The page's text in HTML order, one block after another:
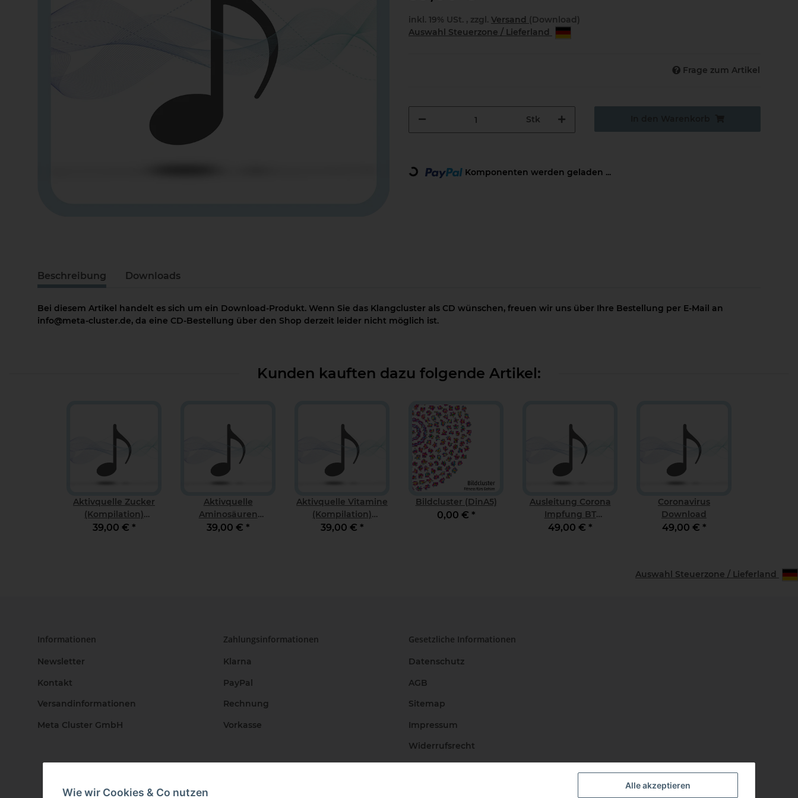
inkl. 19% USt. , zzgl. Versand (Download)
Auswahl Steuerzone / Lieferland
Frage zum Artikel
Stk
Loading... Komponenten werden geladen ...
Beschreibung Downloads
Bei diesem Artikel handelt es sich um ein Download-Produkt. Wenn Sie das Klangcluster als CD wünschen, freuen wir uns über Ihre Bestellung per E-Mail an
info@meta-cluster.de, da eine CD-Bestellung über den Shop derzeit leider nicht möglich ist.
Kunden kauften dazu folgende Artikel:
Aktivquelle Zucker
(Kompilation)
Download
39,00 € *
Aktivquelle
Aminosäuren
(Kompilation)
39,00 € *
Aktivquelle Vitamine
(Kompilation)
Download
39,00 € *
Bildcluster (DinA5)
0,00 € *
Ausleitung Corona
Impfung BT
Download
49,00 € *
Coronavirus
Download
49,00 € *
Auswahl Steuerzone / Lieferland
Informationen
Newsletter
Kontakt
Versandinformationen
Meta Cluster GmbH
Zahlungsinformationen
Klarna
PayPal
Rechnung
Vorkasse
Gesetzliche Informationen
Datenschutz
AGB
Sitemap
Impressum
Widerrufsrecht
Wie wir Cookies & Co nutzen
Alle akzeptieren